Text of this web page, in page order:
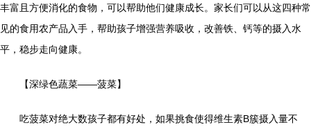
丰富且方便消化的食物，可以帮助他们健康成长。家长们可以从这四种常
见的食用农产品入手，帮助孩子增强营养吸收，改善铁、钙等的摄入水
平，稳步走向健康。
【深绿色蔬菜——菠菜】
吃菠菜对绝大数孩子都有好处，如果挑食使得维生素B簇摄入量不